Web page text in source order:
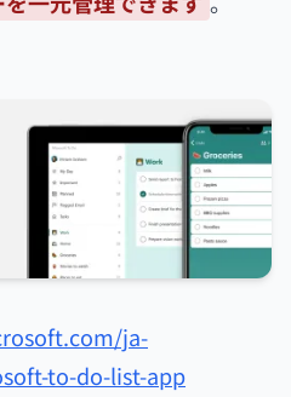
ja-
to-do-list-app